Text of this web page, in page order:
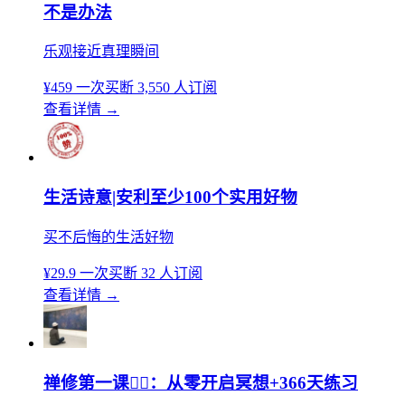
不是办法
乐观接近真理瞬间
¥459 一次买断 3,550 人订阅
查看详情 →
生活诗意|安利至少100个实用好物
买不后悔的生活好物
¥29.9 一次买断 32 人订阅
查看详情 →
禅修第一课🧘‍♀️：从零开启冥想+366天练习